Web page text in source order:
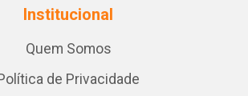
Institucional
Quem Somos
de Privacidade